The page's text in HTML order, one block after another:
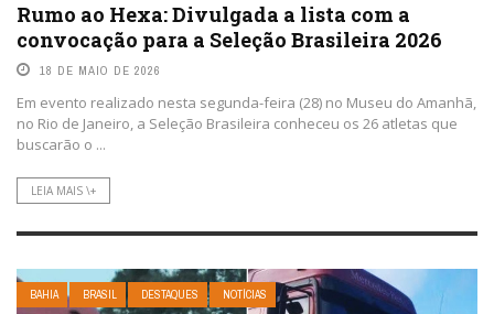
Rumo ao Hexa: Divulgada a lista com a
convocação para a Seleção Brasileira 2026
18 DE MAIO DE 2026
Em evento realizado nesta segunda-feira (28) no Museu do Amanhã,
no Rio de Janeiro, a Seleção Brasileira conheceu os 26 atletas que
buscarão o ...
LEIA MAIS \+
BAHIA BRASIL DESTAQUES NOTÍCIAS